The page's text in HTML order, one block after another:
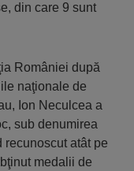
din care 9 sunt
României după
naţionale de
Ion Neculcea a
sub denumirea
recunoscut atât pe
medalii de